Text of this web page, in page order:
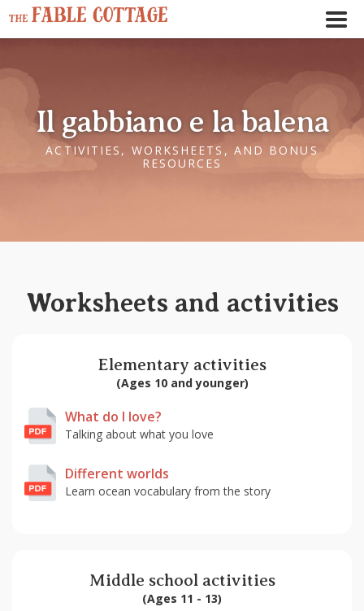
Il gabbiano e la balena
ACTIVITIES, WORKSHEETS, AND BONUS
RESOURCES
Worksheets and activities
Elementary activities
(Ages 10 and younger)
What do I love?
Talking about what you love
Different worlds
Learn ocean vocabulary from the story
Middle school activities
(Ages 11 - 13)